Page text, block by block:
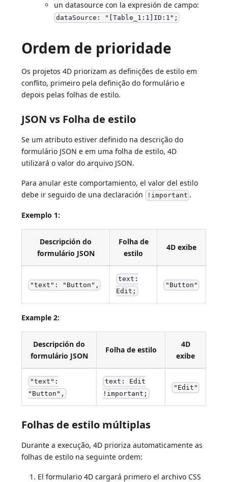
un datasource con la expresión de campo:
dataSource: "[Table_1:1]ID:1";
Ordem de prioridade
Os projetos 4D priorizam as definições de estilo em
conflito, primeiro pela definição do formulário e
depois pelas folhas de estilo.
JSON vs Folha de estilo
Se um atributo estiver definido na descrição do
formulário JSON e em uma folha de estilo, 4D
utilizará o valor do arquivo JSON.
Para anular este comportamiento, el valor del estilo
debe ir seguido de una declaración !important .
Exemplo 1:
Descripción do
formulário JSON
Folha de
estilo
4D exibe
"text": "Button",
text:
Edit;
"Button"
Example 2:
Descripción do
formulário JSON
Folha de estilo
4D
exibe
"text":
"Button",
text: Edit
!important;
"Edit"
Folhas de estilo múltiplas
Durante a execução, 4D prioriza automaticamente as
folhas de estilo na seguinte ordem:
El formulario 4D cargará primero el archivo CSS